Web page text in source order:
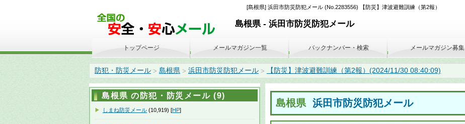
[島根県] 浜田市防災防犯メール (No.2283556) 【防災】津波避難訓練（第2報）
島根県 - 浜田市防災防犯メール
防犯・防災メール > 島根県 > 浜田市防災防犯メール > 【防災】津波避難訓練（第2報）(2024/11/30 08:40:09)
島根県 浜田市防災防犯メール
トップページ メールマガジン一覧 バックナンバー・検索 メールマガジン募集
島根県 の防犯・防災メール (9)
しまね防災メール (10,919) [HP]